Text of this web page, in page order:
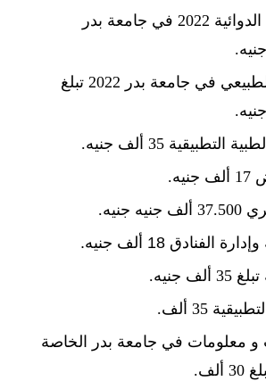
كلية الصيدلة الدوائية 2022 في جامعة بدر
كلية العلاج الطبيعي في جامعة بدر 2022 تبلغ
35 ألف جنيه.
جنيه.
الفنادق 18 ألف جنيه.
جنيه.
35 ألف.
و معلومات في جامعة بدر الخاصة